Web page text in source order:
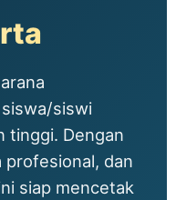
siswi
tinggi. Dengan
dan
siap mencetak